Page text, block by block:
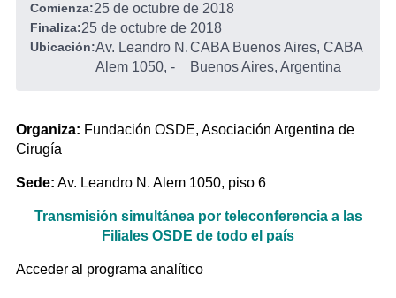
Comienza:25 de octubre de 2018
Finaliza:25 de octubre de 2018
Ubicación:Av. Leandro N.
Alem 1050, -
CABA Buenos Aires, CABA
Buenos Aires, Argentina
Organiza: Fundación OSDE, Asociación Argentina de
Cirugía
Sede: Av. Leandro N. Alem 1050, piso 6
Transmisión simultánea por teleconferencia a las
Filiales OSDE de todo el país
Acceder al programa analítico